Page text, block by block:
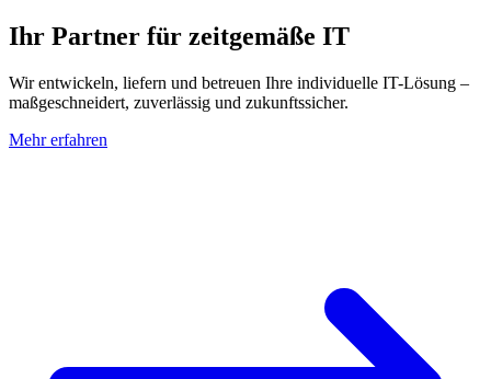
Ihr Partner für zeitgemäße IT
Wir entwickeln, liefern und betreuen Ihre individuelle IT-Lösung –
maßgeschneidert, zuverlässig und zukunftssicher.
Mehr erfahren